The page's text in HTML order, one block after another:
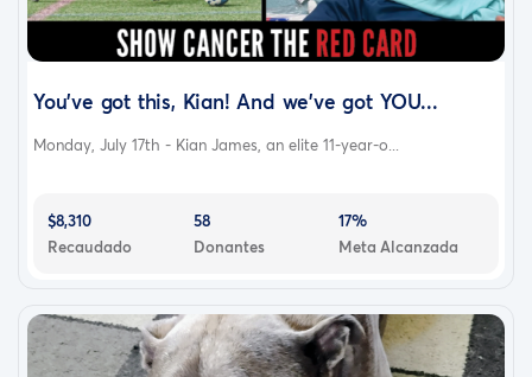
You've got this, Kian! And we've got YOU...
Monday, July 17th - Kian James, an elite 11-year-o...
$8,310
Recaudado
58
Donantes
17%
Meta Alcanzada